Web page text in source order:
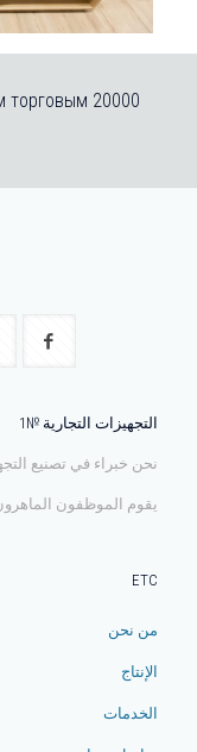
торговым
التجهيزات التجارية №1
نحن خبراء في تصنيع
يقوم الموظفون
ETC
من نحن
الإنتاج
الخدمات